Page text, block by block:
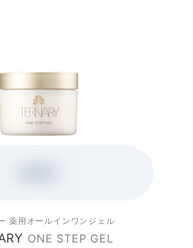
薬用オールインワンジェル
ONE STEP GEL